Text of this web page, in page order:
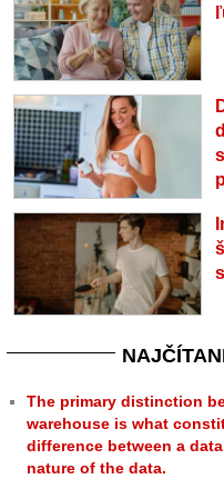
The primary distinction
warehouse is what
difference between a
nature of the data.